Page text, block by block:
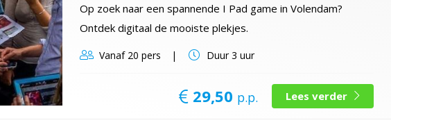
Op zoek naar een spannende I Pad game in Volendam?
Ontdek digitaal de mooiste plekjes.
Vanaf20 pers Duur3 uur
29,50 p.p. Lees verder